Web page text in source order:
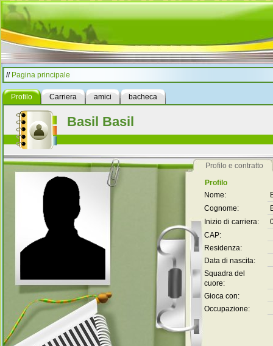
// Pagina principale
Profilo Carriera amici bacheca
Basil Basil
Profilo e contratto
Profilo
Nome:
Cognome:
Inizio di carriera:
CAP:
Residenza:
Data di nascita:
Squadra del
cuore:
Gioca con:
Occupazione: